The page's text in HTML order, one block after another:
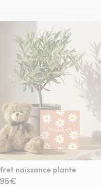
naissance plante